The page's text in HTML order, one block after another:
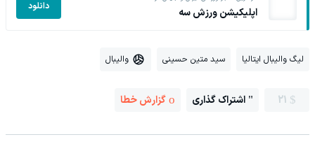
اپلیکیشن ورزش سه دانلود
لیگ والیبال ایتالیا سید متین حسینی والیبال
21 اشتراک گذاری گزارش خطا